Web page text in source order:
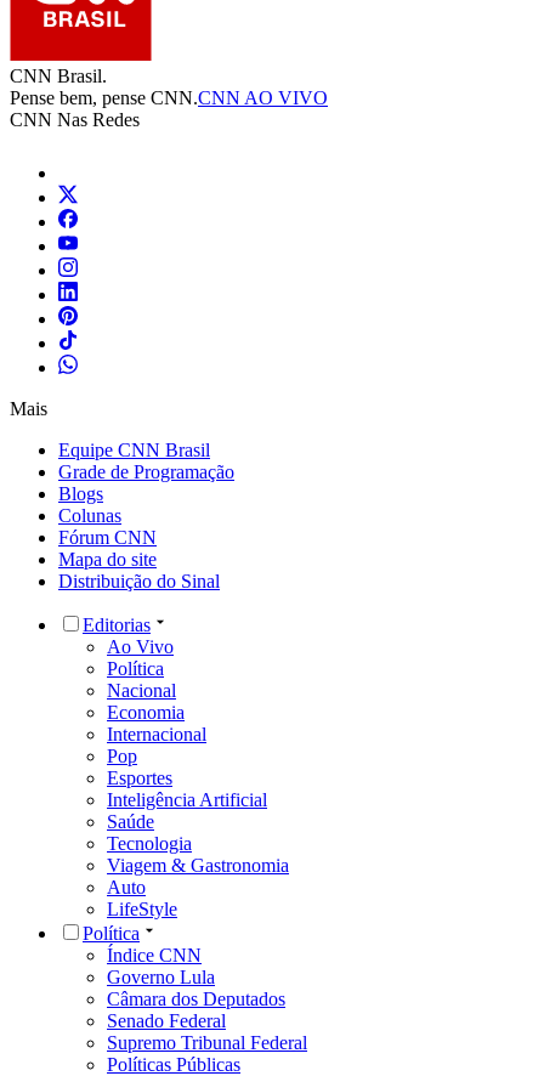
CNN Brasil.
Pense bem, pense CNN.CNN AO VIVO
CNN Nas Redes
Mais
Equipe CNN Brasil
Grade de Programação
Blogs
Colunas
Fórum CNN
Mapa do site
Distribuição do Sinal
Editorias
Ao Vivo
Política
Nacional
Economia
Internacional
Pop
Esportes
Inteligência Artificial
Saúde
Tecnologia
Viagem & Gastronomia
Auto
LifeStyle
Política
Índice CNN
Governo Lula
Câmara dos Deputados
Senado Federal
Supremo Tribunal Federal
Políticas Públicas